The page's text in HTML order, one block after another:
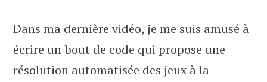
k e n
Dans ma dernière vidéo, je me suis amusé à
écrire un bout de code qui propose une
résolution automatisée des jeux à la